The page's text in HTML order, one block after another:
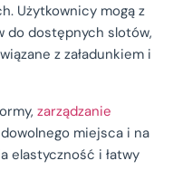
Użytkownicy mogą z
do dostępnych slotów,
z załadunkiem i
zarządzanie
miejsca i na
elastyczność i łatwy